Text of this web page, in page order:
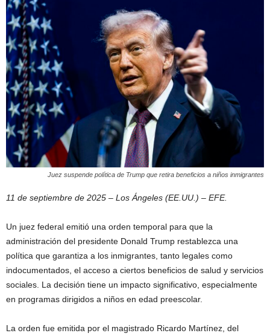
Juez suspende política de Trump que retira beneficios a niños inmigrantes
11 de septiembre de 2025 – Los Ángeles (EE.UU.) – EFE.
Un juez federal emitió una orden temporal para que la
administración del presidente Donald Trump restablezca una
política que garantiza a los inmigrantes, tanto legales como
indocumentados, el acceso a ciertos beneficios de salud y servicios
sociales. La decisión tiene un impacto significativo, especialmente
en programas dirigidos a niños en edad preescolar.
La orden fue emitida por el magistrado Ricardo Martínez, del